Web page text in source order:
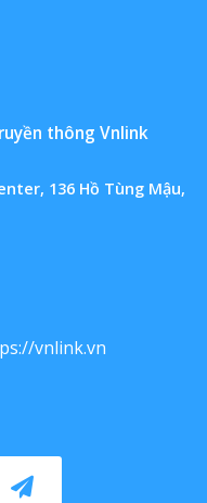
thông Vnlink
136 Hồ Tùng Mậu,
vnlink.vn